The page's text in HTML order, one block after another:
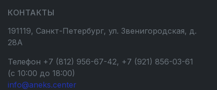
КОНТАКТЫ
191119, Санкт-Петербург, ул. Звенигородская, д.
28А
Телефон +7 (812) 956-67-42, +7 (921) 856-03-61
(с 10:00 до 18:00)
info@aneks.center